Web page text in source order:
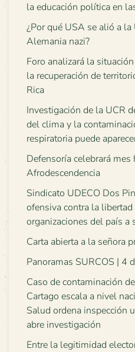
la educación política en
¿Por qué USA se alió a la
Alemania nazi?
Foro analizará la
la recuperación de
Rica
Investigación de la UCR
del clima y la
respiratoria puede
Defensoría celebrará
Afrodescendencia
Sindicato UDECO Dos
ofensiva contra la
organizaciones del país a
Carta abierta a la señora
Panoramas SURCOS | 4
Caso de contaminación
Cartago escala a nivel
Salud ordena inspección
abre investigación
Entre la legitimidad